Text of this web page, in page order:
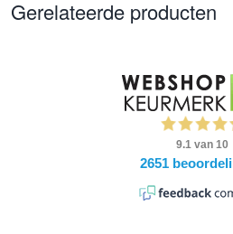
Gerelateerde producten